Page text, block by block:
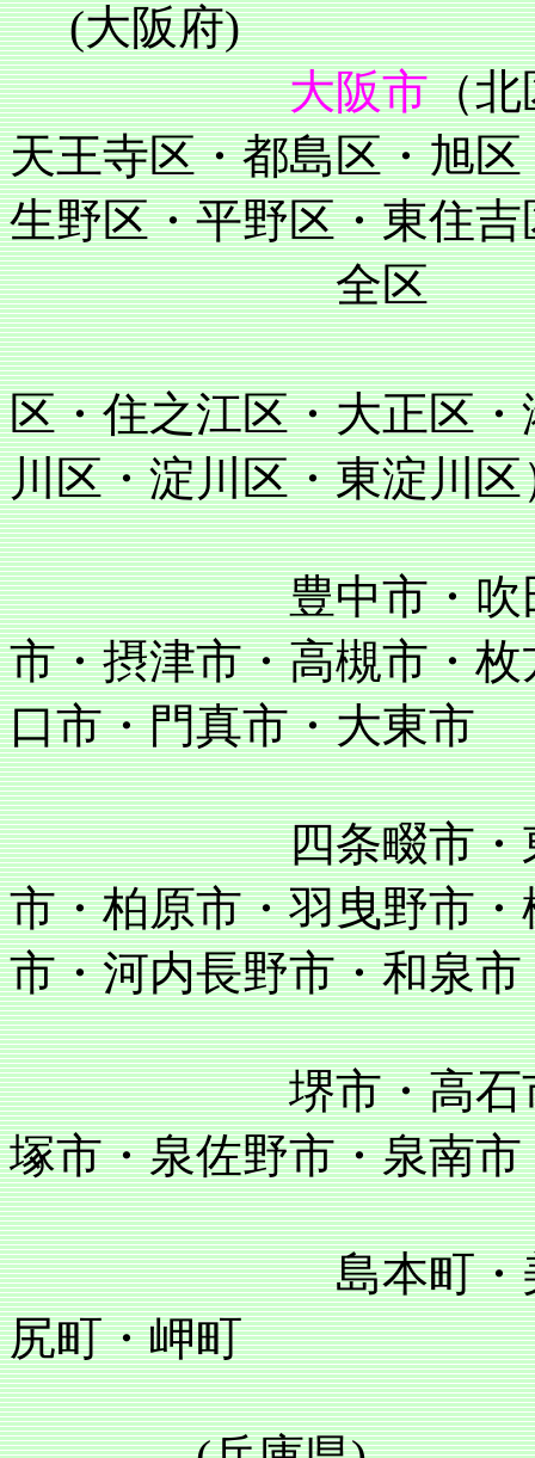
(大阪府)
大阪市（北
天王寺区・都島区・旭
生野区・平野区・東住吉
全区
住吉区・阿
区・住之江区・大正区
川区・淀川区・東淀川区
豊中市・吹田市・
市・摂津市・高槻市・
口市・門真市・大東市
四条畷市・東大
市・柏原市・羽曳野市
市・河内長野市・和泉市
堺市・高石市・泉
塚市・泉佐野市・泉南
島本町・美原町
尻町・岬町